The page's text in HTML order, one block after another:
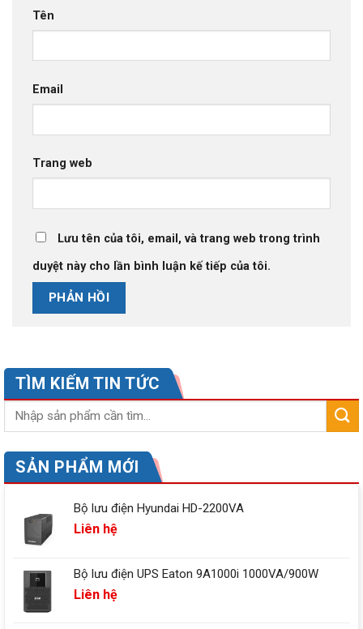
Tên
Email
Trang web
Lưu tên của tôi, email, và trang web trong trình
duyệt này cho lần bình luận kế tiếp của tôi.
TÌM KIẾM TIN TỨC
SẢN PHẨM MỚI
Bộ lưu điện Hyundai HD-2200VA
Liên hệ
Bộ lưu điện UPS Eaton 9A1000i 1000VA/900W
Liên hệ